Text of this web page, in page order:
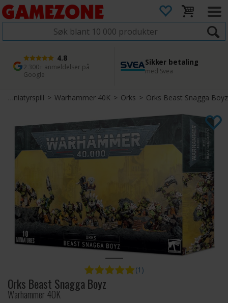
4.8
2 300+ anmeldelser på
Google
Sikker betaling
med Svea
1 dags levering
Bestill innen kl. 12
45 dager returfrist
Enkel retur
Miniatyrspill >Warhammer 40K>Orks>Orks Beast Snagga Boyz
(1)
Orks Beast Snagga Boyz
Warhammer 40K